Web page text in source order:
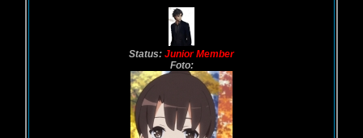
Status: Junior Member
Foto: